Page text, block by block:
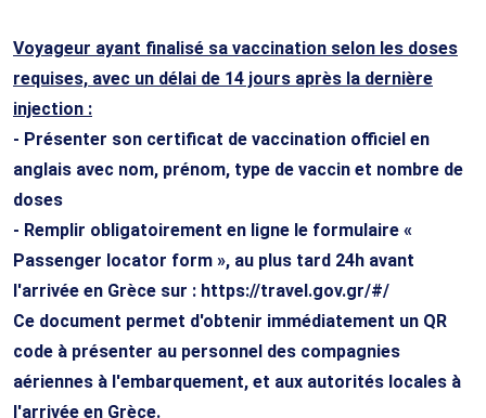
Voyageur ayant finalisé sa vaccination selon les doses
requises, avec un délai de 14 jours après la dernière
injection :
- Présenter son certificat de vaccination officiel en
anglais avec nom, prénom, type de vaccin et nombre de
doses
- Remplir obligatoirement en ligne le formulaire «
Passenger locator form », au plus tard 24h avant
l'arrivée en Grèce sur : https://travel.gov.gr/#/
Ce document permet d'obtenir immédiatement un QR
code à présenter au personnel des compagnies
aériennes à l'embarquement, et aux autorités locales à
l'arrivée en Grèce.